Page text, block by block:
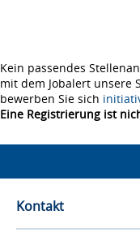
Kein passendes
mit dem Jobalert unsere
bewerben Sie sich
Eine Registrierung ist
Kontakt